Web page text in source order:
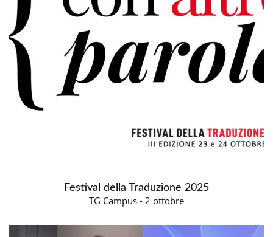
Festival della Traduzione 2025
TG Campus - 2 ottobre